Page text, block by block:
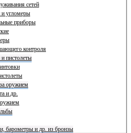
сетей
угломеры
приборы
контроля
пистолеты
оружием
и др.
барометры и др. из бронзы